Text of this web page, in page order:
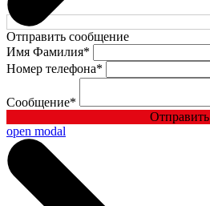
Отправить сообщение
Имя Фамилия*
Номер телефона*
Сообщение*
Отправить
open modal